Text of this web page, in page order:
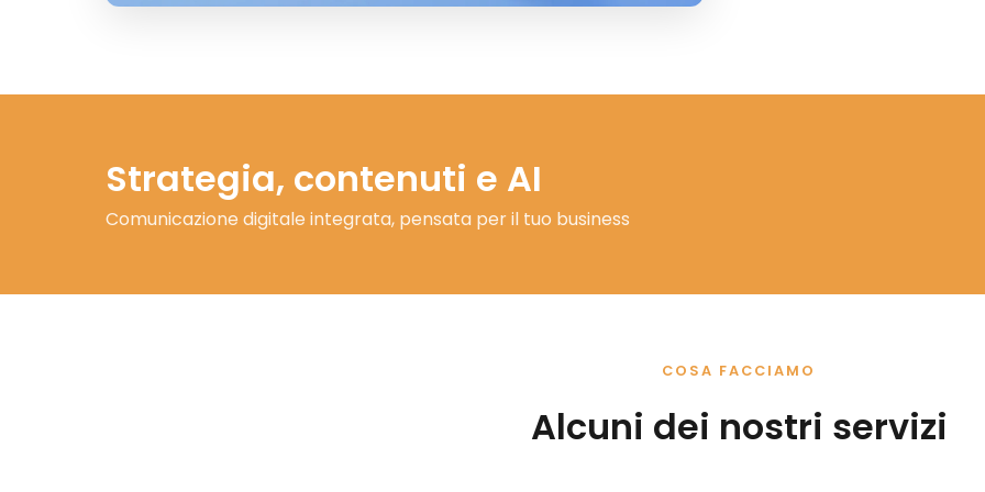
Strategia, contenuti e AI
Comunicazione digitale integrata, pensata per il tuo business
COSA FACCIAMO
Alcuni dei nostri servizi